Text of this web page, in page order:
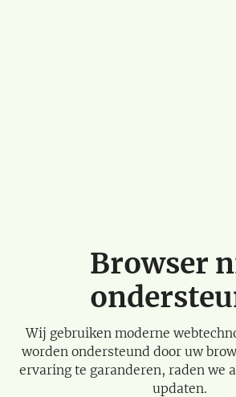
Browser
Wij gebruiken moderne
worden ondersteund door uw
ervaring te garanderen, raden we
updaten.